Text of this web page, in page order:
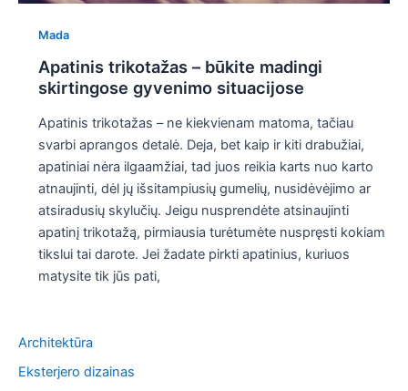
Mada
Apatinis trikotažas – būkite madingi
skirtingose gyvenimo situacijose
Apatinis trikotažas – ne kiekvienam matoma, tačiau
svarbi aprangos detalė. Deja, bet kaip ir kiti drabužiai,
apatiniai nėra ilgaamžiai, tad juos reikia karts nuo karto
atnaujinti, dėl jų išsitampiusių gumelių, nusidėvėjimo ar
atsiradusių skylučių. Jeigu nusprendėte atsinaujinti
apatinį trikotažą, pirmiausia turėtumėte nuspręsti kokiam
tikslui tai darote. Jei žadate pirkti apatinius, kuriuos
matysite tik jūs pati,
Architektūra
Eksterjero dizainas